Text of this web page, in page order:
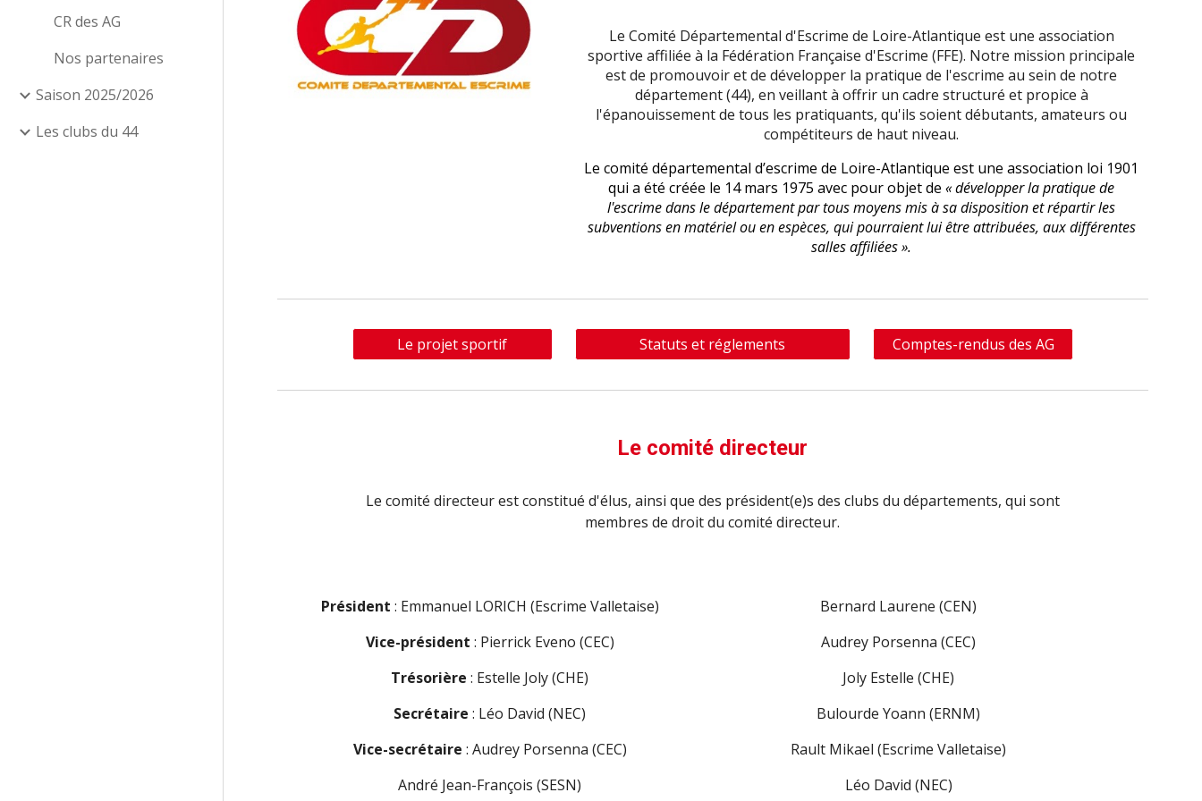
CR des AG
Nos partenaires
Saison 2025/2026
Les clubs du 44
Le Comité Départemental d'Escrime de Loire-Atlantique est une association
sportive affiliée à la Fédération Française d'Escrime (FFE). Notre mission principale
est de promouvoir et de développer la pratique de l'escrime au sein de notre
département (44), en veillant à offrir un cadre structuré et propice à
l'épanouissement de tous les pratiquants, qu'ils soient débutants, amateurs ou
compétiteurs de haut niveau.
Le comité départemental d’escrime de Loire-Atlantique est une association loi 1901
qui a été créée le 14 mars 1975 avec pour objet de« développer la pratique de
l'escrime dans le département par tous moyens mis à sa disposition et répartir les
subventions en matériel ou en espèces, qui pourraient lui être attribuées, aux différentes
salles affiliées ».
Le projet sportif Statuts et réglements Comptes-rendus des AG
Le comité directeur
Le comité directeur est constitué d'élus, ainsi que des président(e)s des clubs du départements, qui sont
membres de droit du comité directeur.
Président : Emmanuel LORICH (Escrime Valletaise)
Vice-président : Pierrick Eveno (CEC)
Trésorière : Estelle Joly (CHE)
Secrétaire : Léo David (NEC)
Vice-secrétaire : Audrey Porsenna (CEC)
André Jean-François (SESN)
Bernard Laurene (CEN)
Audrey Porsenna(CEC)
Joly Estelle (CHE)
Bulourde Yoann (ERNM)
Rault Mikael (Escrime Valletaise)
Léo David (NEC)